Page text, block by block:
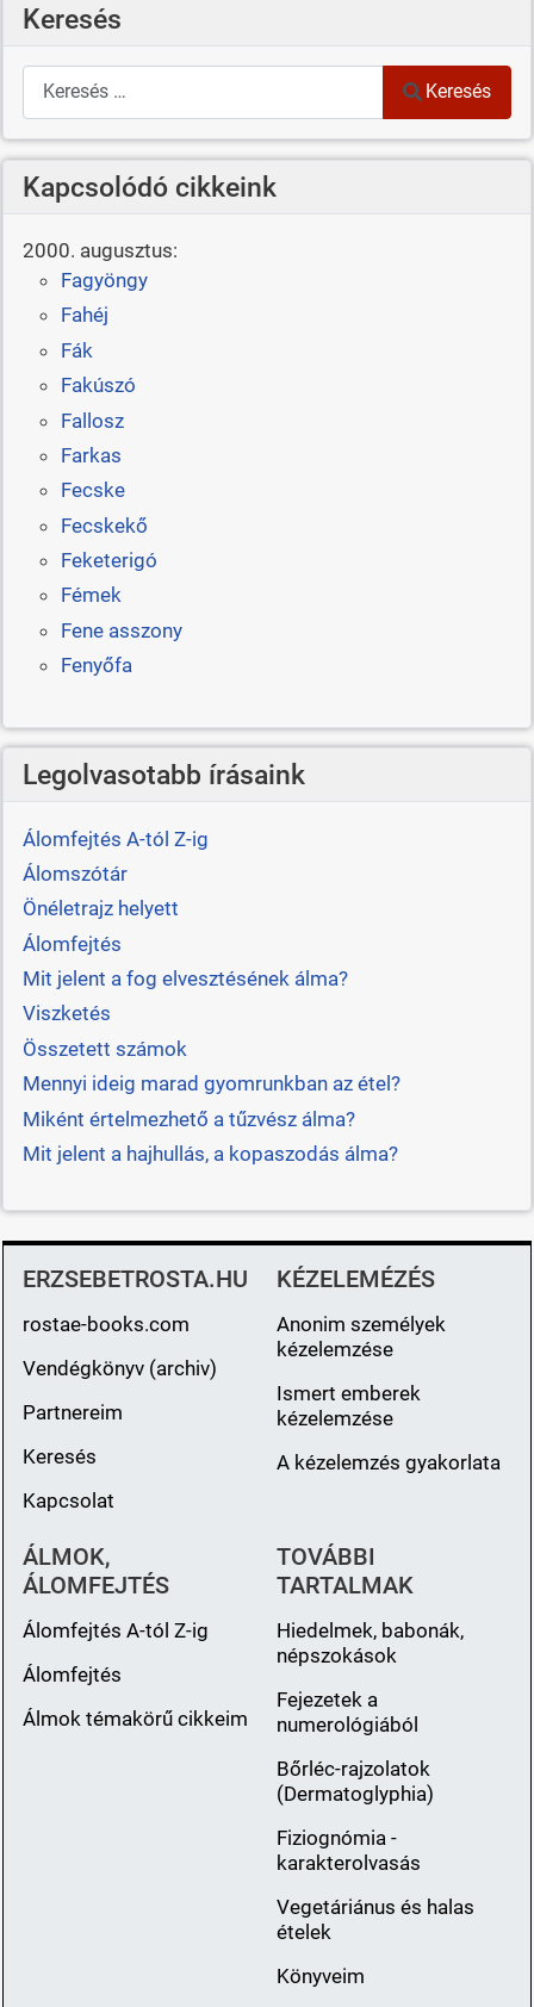
Keresés
Keresés
Keresés
Kapcsolódó cikkeink
2000. augusztus:
Fagyöngy
Fahéj
Fák
Fakúszó
Fallosz
Farkas
Fecske
Fecskekő
Feketerigó
Fémek
Fene asszony
Fenyőfa
Legolvasotabb írásaink
Álomfejtés A-tól Z-ig
Álomszótár
Önéletrajz helyett
Álomfejtés
Mit jelent a fog elvesztésének álma?
Viszketés
Összetett számok
Mennyi ideig marad gyomrunkban az étel?
Miként értelmezhető a tűzvész álma?
Mit jelent a hajhullás, a kopaszodás álma?
ERZSEBETROSTA.HU
rostae-books.com
Vendégkönyv (archiv)
Partnereim
Keresés
Kapcsolat
KÉZELEMÉZÉS
Anonim személyek
kézelemzése
Ismert emberek
kézelemzése
A kézelemzés gyakorlata
ÁLMOK,
ÁLOMFEJTÉS
Álomfejtés A-tól Z-ig
Álomfejtés
Álmok témakörű cikkeim
TOVÁBBI
TARTALMAK
Hiedelmek, babonák,
népszokások
Fejezetek a
numerológiából
Bőrléc-rajzolatok
(Dermatoglyphia)
Fiziognómia -
karakterolvasás
Vegetáriánus és halas
ételek
Könyveim